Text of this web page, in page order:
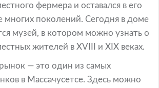
фермера и оставался в его
многих поколений. Сегодня в доме
музей, в котором можно узнать о
жителей в XVIII и XIX веках.
— это один из самых
в Массачусетсе. Здесь можно